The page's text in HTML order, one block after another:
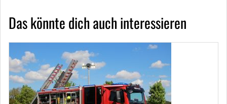
Das könnte dich auch interessieren